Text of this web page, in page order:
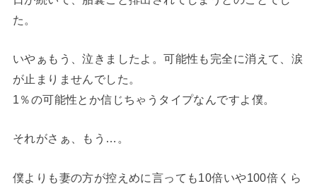
た。
いやぁもう、泣きましたよ。可能性も完全に消えて、涙
が止まりませんでした。
1％の可能性とか信じちゃうタイプなんですよ僕。
それがさぁ、もう…。
僕よりも妻の方が控えめに言っても10倍いや100倍くら